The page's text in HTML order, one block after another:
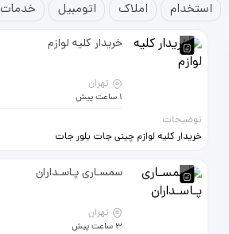
استخدام املاک اتومبیل خدمات
خریدار کلیه لوازم
تهران
1 ساعت پیش
توضیحات
خریدار کلیه لوازم چینی جات بلور جات
سمسـاری پـاسـداران
تهران
3 ساعت پیش